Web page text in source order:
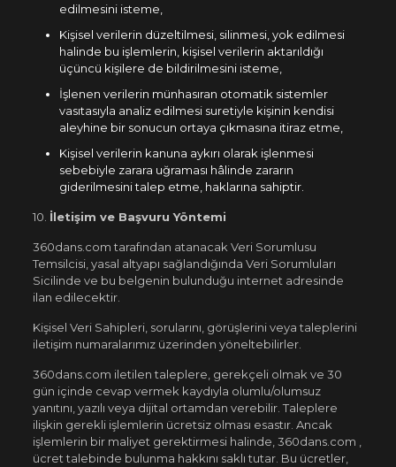
edilmesini isteme,
Kişisel verilerin düzeltilmesi, silinmesi, yok edilmesi
halinde bu işlemlerin, kişisel verilerin aktarıldığı
üçüncü kişilere de bildirilmesini isteme,
İşlenen verilerin münhasıran otomatik sistemler
vasıtasıyla analiz edilmesi suretiyle kişinin kendisi
aleyhine bir sonucun ortaya çıkmasına itiraz etme,
Kişisel verilerin kanuna aykırı olarak işlenmesi
sebebiyle zarara uğraması hâlinde zararın
giderilmesini talep etme, haklarına sahiptir.
10. İletişim ve Başvuru Yöntemi
360dans.com tarafından atanacak Veri Sorumlusu
Temsilcisi, yasal altyapı sağlandığında Veri Sorumluları
Sicilinde ve bu belgenin bulunduğu internet adresinde
ilan edilecektir.
Kişisel Veri Sahipleri, sorularını, görüşlerini veya taleplerini
iletişim numaralarımız üzerinden yöneltebilirler.
360dans.com iletilen taleplere, gerekçeli olmak ve 30
gün içinde cevap vermek kaydıyla olumlu/olumsuz
yanıtını, yazılı veya dijital ortamdan verebilir. Taleplere
ilişkin gerekli işlemlerin ücretsiz olması esastır. Ancak
işlemlerin bir maliyet gerektirmesi halinde, 360dans.com ,
ücret talebinde bulunma hakkını saklı tutar. Bu ücretler,